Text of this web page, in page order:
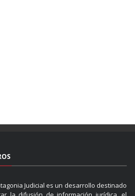
Judicial es un desarrollo destinado